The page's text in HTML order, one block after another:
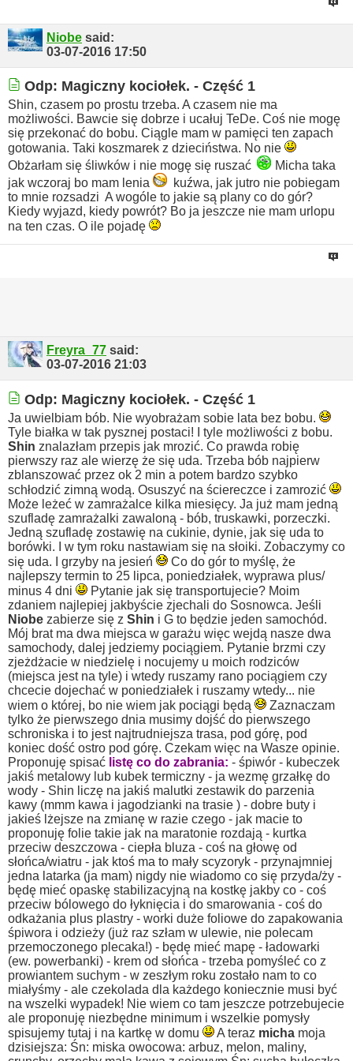
Niobe said:
03-07-2016 17:50
Odp: Magiczny kociołek. - Część 1
Shin, czasem po prostu trzeba. A czasem nie ma
możliwości. Bawcie się dobrze i ucałuj TeDe. Coś nie mogę
się przekonać do bobu. Ciągle mam w pamięci ten zapach
gotowania. Taki koszmarek z dzieciństwa. No nie
Obżarłam się śliwków i nie mogę się ruszać
Micha taka
jak wczoraj bo mam lenia
kuźwa, jak jutro nie pobiegam
to mnie rozsadzi A wogóle to jakie są plany co do gór?
Kiedy wyjazd, kiedy powrót? Bo ja jeszcze nie mam urlopu
na ten czas. O ile pojadę
Freyra_77 said:
03-07-2016 21:03
Odp: Magiczny kociołek. - Część 1
Ja uwielbiam bób. Nie wyobrażam sobie lata bez bobu.
Tyle białka w tak pysznej postaci! I tyle możliwości z bobu.
Shin znalazłam przepis jak mrozić. Co prawda robię
pierwszy raz ale wierzę że się uda. Trzeba bób najpierw
zblanszować przez ok 2 min a potem bardzo szybko
schłodzić zimną wodą. Osuszyć na ściereczce i zamrozić
Może leżeć w zamrażalce kilka miesięcy. Ja już mam jedną
szufladę zamrażalki zawaloną - bób, truskawki, porzeczki.
Jedną szufladę zostawię na cukinie, dynie, jak się uda to
borówki. I w tym roku nastawiam się na słoiki. Zobaczymy co
się uda. I grzyby na jesień
Co do gór to myślę, że
najlepszy termin to 25 lipca, poniedziałek, wyprawa plus/
minus 4 dni
Pytanie jak się transportujecie? Moim
zdaniem najlepiej jakbyście zjechali do Sosnowca. Jeśli
Niobe zabierze się z Shin i G to będzie jeden samochód.
Mój brat ma dwa miejsca w garażu więc wejdą nasze dwa
samochody, dalej jedziemy pociągiem. Pytanie brzmi czy
zjeżdżacie w niedzielę i nocujemy u moich rodziców
(miejsca jest na tyle) i wtedy ruszamy rano pociągiem czy
chcecie dojechać w poniedziałek i ruszamy wtedy... nie
wiem o której, bo nie wiem jak pociągi będą
Zaznaczam
tylko że pierwszego dnia musimy dojść do pierwszego
schroniska i to jest najtrudniejsza trasa, pod górę, pod
koniec dość ostro pod górę. Czekam więc na Wasze opinie.
Proponuję spisać listę co do zabrania: - śpiwór - kubeczek
jakiś metalowy lub kubek termiczny - ja wezmę grzałkę do
wody - Shin liczę na jakiś malutki zestawik do parzenia
kawy (mmm kawa i jagodzianki na trasie ) - dobre buty i
jakieś lżejsze na zmianę w razie czego - jak macie to
proponuję folie takie jak na maratonie rozdają - kurtka
przeciw deszczowa - ciepła bluza - coś na głowę od
słońca/wiatru - jak ktoś ma to mały scyzoryk - przynajmniej
jedna latarka (ja mam) nigdy nie wiadomo co się przyda/ży -
będę mieć opaskę stabilizacyjną na kostkę jakby co - coś
przeciw bólowego do łyknięcia i do smarowania - coś do
odkażania plus plastry - worki duże foliowe do zapakowania
śpiwora i odzieży (już raz szłam w ulewie, nie polecam
przemoczonego plecaka!) - będę mieć mapę - ładowarki
(ew. powerbanki) - krem od słońca - trzeba pomyśleć co z
prowiantem suchym - w zeszłym roku zostało nam to co
miałyśmy - ale czekolada dla każdego koniecznie musi być
na wszelki wypadek! Nie wiem co tam jeszcze potrzebujecie
ale proponuję niezbędne minimum i wszelkie pomysły
spisujemy tutaj i na kartkę w domu
A teraz micha moja
dzisiejsza: Śn: miska owocowa: arbuz, melon, maliny,